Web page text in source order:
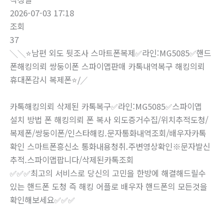
2026-07-03 17:18
조회
37
╲╲⭐️남편 외도 뒷조사 스마트폰복제✅라인:MG5085✅핸드
폰해킹의뢰 쌍둥이폰 스파이앱판매 카톡내역복구 해킹의뢰
휴대폰감시 복제폰⭐️⧸╱
카톡해킹의뢰 삭제된 카톡복구✅라인:MG5085✅스파이앱
설치 방법 폰 해킹의뢰 폰 복사 외도증거수집/위치추적도청/
복제폰/쌍둥이폰/인스타해킹.문자통화내역조회/배우자카톡
확인 스마트폰흥신소 통화내용청취.주변영상확인※문자발신
추적.스파이앱팝니다/삭제된카톡조회
✅✅✅최고의 서비스로 당신의 고민을 한방에 해결해드릴수
있는 핸드폰 도청 즉 해킹 어플로 배우자 핸드폰의 모든것을
확인해보세요✅✅✅